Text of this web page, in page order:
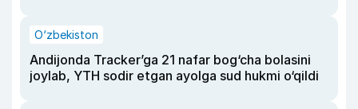
O‘zbekiston
Andijonda Tracker’ga 21 nafar bog‘cha bolasini
joylab, YTH sodir etgan ayolga sud hukmi o‘qildi